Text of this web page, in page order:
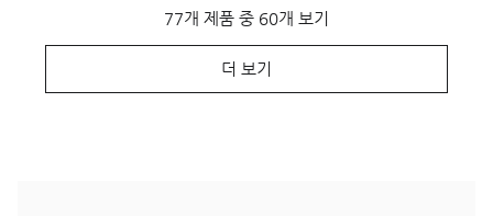
77개 제품 중 60개 보기
더 보기